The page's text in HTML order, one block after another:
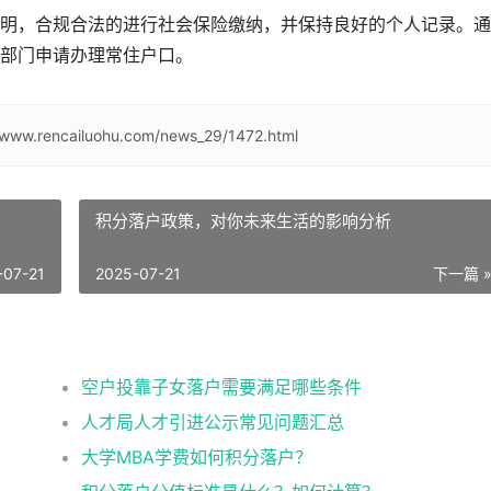
，合规合法的进行社会保险缴纳，并保持良好的个人记录。
门申请办理常住户口。
news_29/1472.html
21
积分落户政策，对你未来生活的影响分析
下一篇 »
2025-07-21
空户投靠子女落户需要满足哪些条件
人才局人才引进公示常见问题汇总
大学MBA学费如何积分落户？